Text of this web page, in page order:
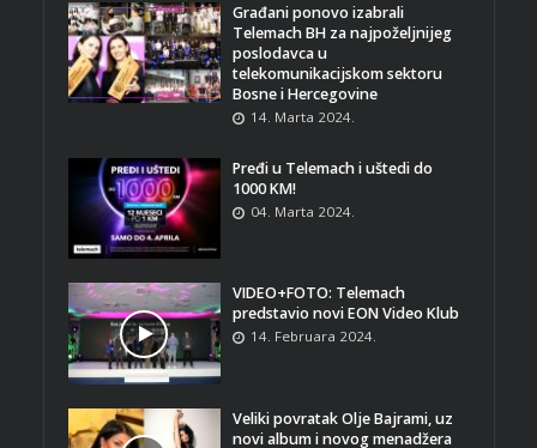
Građani ponovo izabrali
Telemach BH za najpoželjnijeg
poslodavca u
telekomunikacijskom sektoru
Bosne i Hercegovine
14. Marta 2024.
Pređi u Telemach i uštedi do
1000 KM!
04. Marta 2024.
VIDEO+FOTO: Telemach
predstavio novi EON Video Klub
14. Februara 2024.
Veliki povratak Olje Bajrami, uz
novi album i novog menadžera